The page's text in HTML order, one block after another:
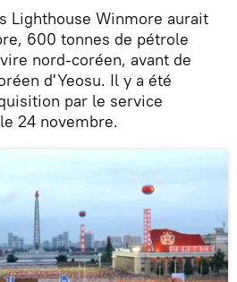
Lighthouse Winmore aurait
600 tonnes de pétrole
nord-coréen, avant de
d'Yeosu. Il y a été
par le service
24 novembre.